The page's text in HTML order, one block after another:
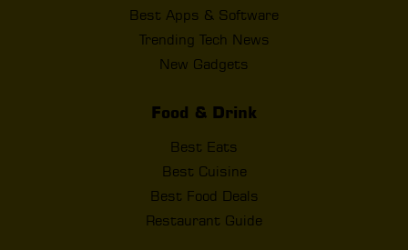
Best Apps & Software
Trending Tech News
New Gadgets
Food & Drink
Best Eats
Best Cuisine
Best Food Deals
Restaurant Guide